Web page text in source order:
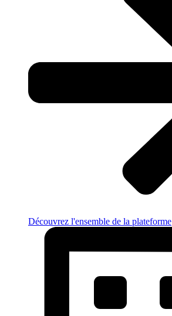
Découvrez l'ensemble de la plateforme